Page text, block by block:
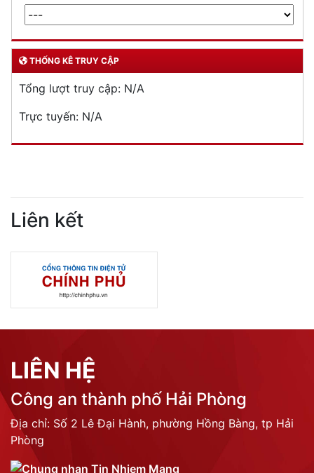
THỐNG KÊ TRUY CẬP
Tổng lượt truy cập: N/A
Trực tuyến: N/A
Liên kết
LIÊN HỆ
Công an thành phố Hải Phòng
Địa chỉ: Số 2 Lê Đại Hành, phường Hồng Bàng, tp Hải
Phòng